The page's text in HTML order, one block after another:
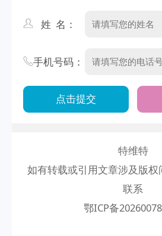
姓 名：
手机号码：
特维特
如有转载或引用文章涉及版
联系
鄂ICP备